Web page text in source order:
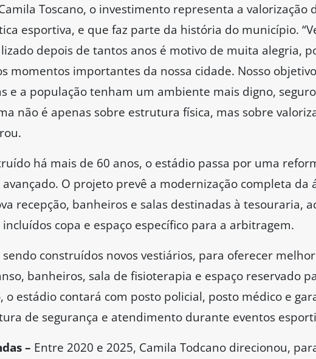
Toscano, o investimento representa a
esportiva, e que faz parte da história do município.
depois de tantos anos é motivo de muita alegria,
momentos importantes da nossa cidade. Nosso
e a população tenham um ambiente mais digno,
não é apenas sobre estrutura física, mas sobre
há mais de 60 anos, o estádio passa por uma
O projeto prevê a modernização completa
recepção, banheiros e salas destinadas à tesouraria,
incluídos copa e espaço específico para a arbitragem.
sendo construídos novos vestiários, para oferecer
banheiros, sala de fisioterapia e espaço reservado
o estádio contará com posto policial, posto médico e
de segurança e atendimento durante eventos
– Entre 2020 e 2025, Camila Todcano direcionou,